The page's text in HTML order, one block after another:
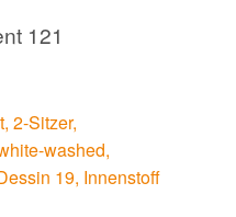
121